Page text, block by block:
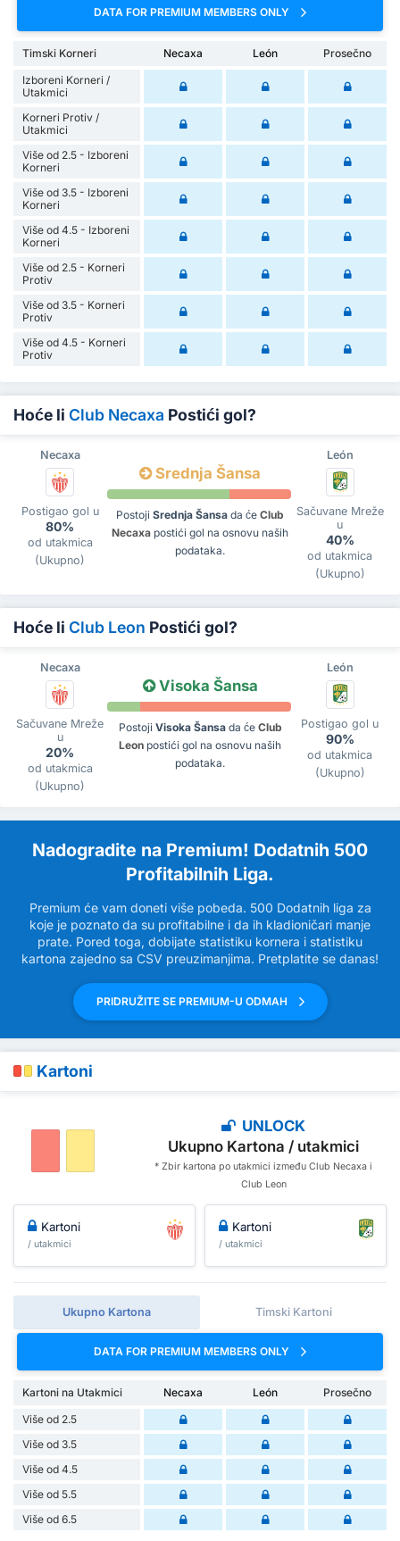
DATA FOR PREMIUM MEMBERS ONLY
Timski Korneri Necaxa León
Prosečno
Izboreni Korneri /
Utakmici
Korneri Protiv /
Utakmici
Više od 2.5 - Izboreni
Korneri
Više od 3.5 - Izboreni
Korneri
Više od 4.5 - Izboreni
Korneri
Više od 2.5 - Korneri
Protiv
Više od 3.5 - Korneri
Protiv
Više od 4.5 - Korneri
Protiv
Hoće li Club Necaxa Postići gol?
Necaxa León
Postigao gol u
80%
od utakmica
(Ukupno)
Srednja Šansa
Postoji Srednja Šansa da će Club
Necaxa postići gol na osnovu naših
podataka.
Sačuvane Mreže
u
40%
od utakmica
(Ukupno)
Hoće li Club Leon Postići gol?
Necaxa León
Sačuvane Mreže
u
20%
od utakmica
(Ukupno)
Visoka Šansa
Postoji Visoka Šansada će Club
Leon postići gol na osnovu naših
podataka.
Postigao gol u
90%
od utakmica
(Ukupno)
Nadogradite na Premium! Dodatnih 500
Profitabilnih Liga.
Premium će vam doneti više pobeda. 500 Dodatnih liga za
koje je poznato da su profitabilne i da ih kladioničari manje
prate. Pored toga, dobijate statistiku kornera i statistiku
kartona zajedno sa CSV preuzimanjima. Pretplatite se danas!
PRIDRUŽITE SE PREMIUM-U ODMAH
Kartoni
UNLOCK
Ukupno Kartona / utakmici
* Zbir kartona po utakmici između Club Necaxa i
Club Leon
Kartoni
/ utakmici
Kartoni
/ utakmici
Ukupno Kartona Timski Kartoni
DATA FOR PREMIUM MEMBERS ONLY
Kartoni na Utakmici Necaxa León
Prosečno
Više od 2.5
Više od 3.5
Više od 4.5
Više od 5.5
Više od 6.5